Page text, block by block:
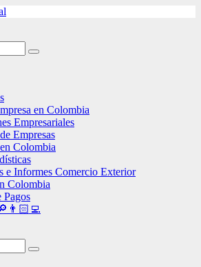
en Colombia
Empresariales
Empresas
Colombia
e Informes Comercio Exterior
Colombia
Pagos